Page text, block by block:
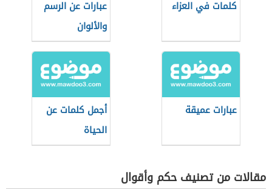
كلمات في العزاء
عبارات عن الرسم
والألوان
عبارات عميقة
أجمل كلمات عن
الحياة
مقالات من تصنيف حكم وأقوال